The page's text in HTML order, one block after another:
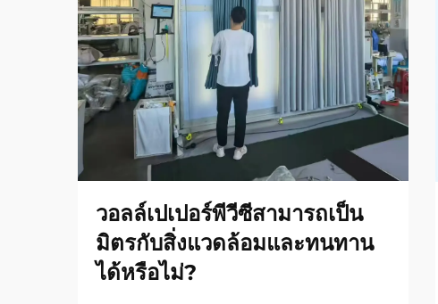
วอลล์เปเปอร์พีวีซีสามารถเป็น
มิตรกับสิ่งแวดล้อมและทนทาน
ได้หรือไม่?